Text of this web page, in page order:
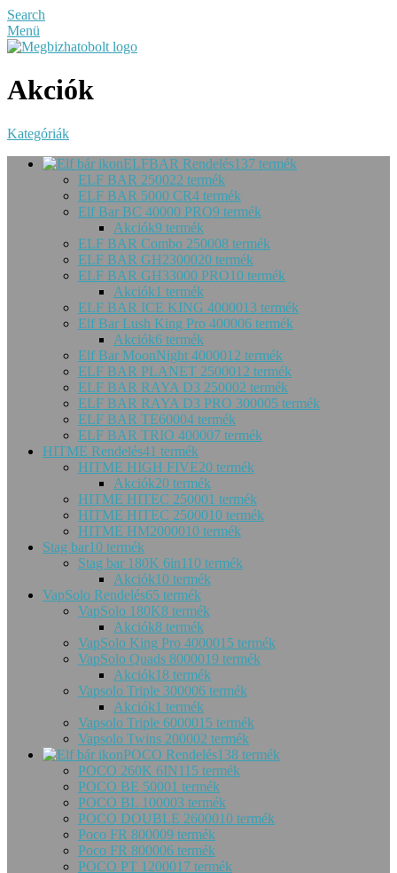
Search
Menü
Akciók
Kategóriák
ELFBAR Rendelés137 termék
ELF BAR 250022 termék
ELF BAR 5000 CR4 termék
Elf Bar BC 40000 PRO9 termék
Akciók9 termék
ELF BAR Combo 250008 termék
ELF BAR GH2300020 termék
ELF BAR GH33000 PRO10 termék
Akciók1 termék
ELF BAR ICE KING 4000013 termék
Elf Bar Lush King Pro 400006 termék
Akciók6 termék
Elf Bar MoonNight 4000012 termék
ELF BAR PLANET 2500012 termék
ELF BAR RAYA D3 250002 termék
ELF BAR RAYA D3 PRO 300005 termék
ELF BAR TE60004 termék
ELF BAR TRIO 400007 termék
HITME Rendelés41 termék
HITME HIGH FIVE20 termék
Akciók20 termék
HITME HITEC 250001 termék
HITME HITEC 2500010 termék
HITME HM2000010 termék
Stag bar10 termék
Stag bar 180K 6in110 termék
Akciók10 termék
VapSolo Rendelés65 termék
VapSolo 180K8 termék
Akciók8 termék
VapSolo King Pro 4000015 termék
VapSolo Quads 8000019 termék
Akciók18 termék
Vapsolo Triple 300006 termék
Akciók1 termék
Vapsolo Triple 6000015 termék
Vapsolo Twins 200002 termék
POCO Rendelés138 termék
POCO 260K 6IN115 termék
POCO BE 50001 termék
POCO BL 100003 termék
POCO DOUBLE 2600010 termék
Poco FR 800009 termék
Poco FR 800006 termék
POCO PT 1200017 termék